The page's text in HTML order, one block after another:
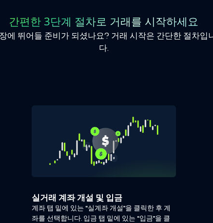
간편한 3단계 절차로 거래를 시작하세요
에 뛰어들 준비가 되셨나요? 거래 시작은 간단한 절차입
다.
실거래 계좌 개설 및 입금
계좌 탭 밑에 있는 “실계좌 개설”을 클릭한 후 계
좌를 선택합니다. 입금 탭 밑에 있는 “입금”을 클